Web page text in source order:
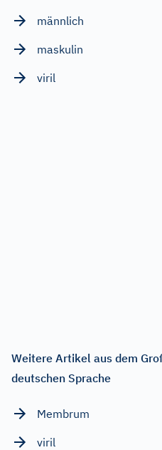
männlich
maskulin
viril
Weitere Artikel aus dem
deutschen Sprache
Membrum
viril